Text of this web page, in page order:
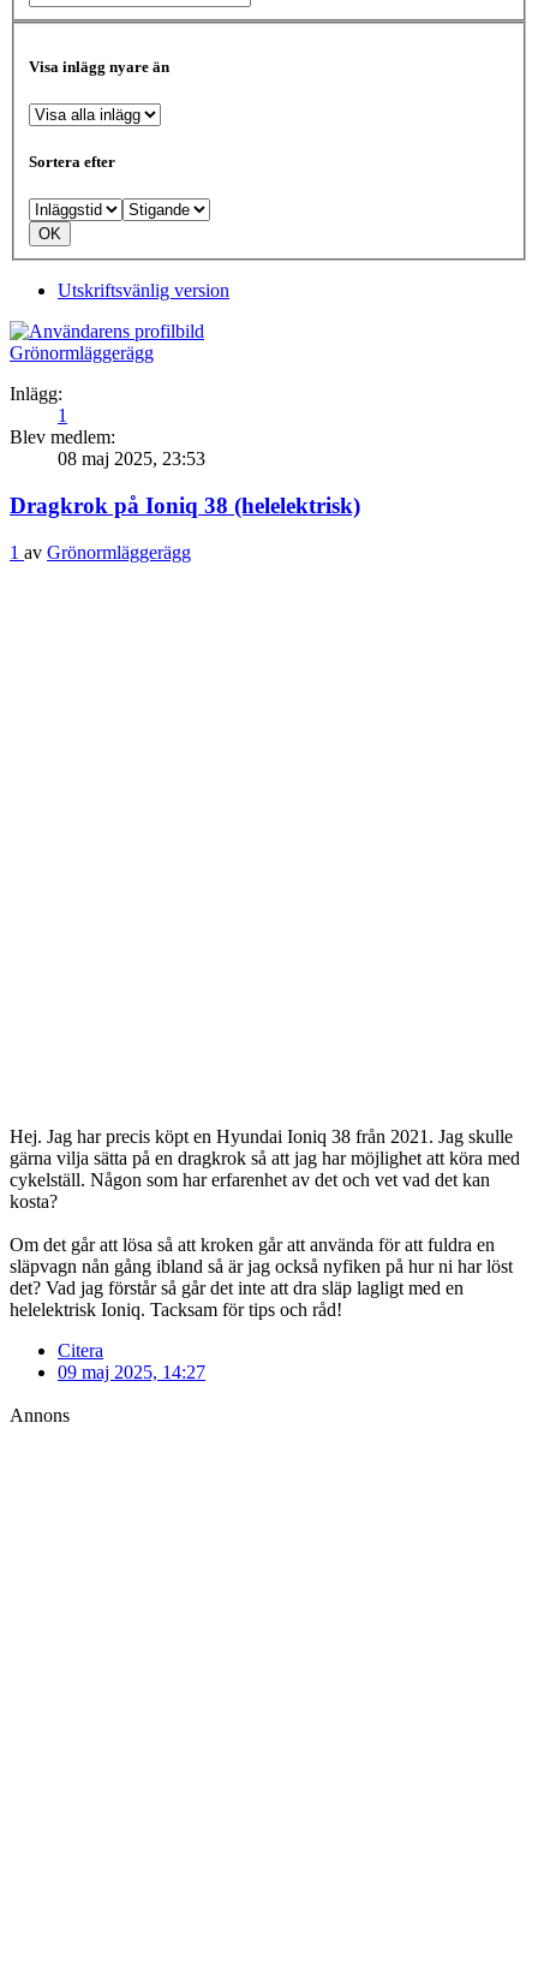
Visa inlägg nyare än
Sortera efter
Utskriftsvänlig version
Grönormläggerägg
Inlägg:
1
Blev medlem:
08 maj 2025, 23:53
Dragkrok på Ioniq 38 (helelektrisk)
1 av Grönormläggerägg
Hej. Jag har precis köpt en Hyundai Ioniq 38 från 2021. Jag skulle
gärna vilja sätta på en dragkrok så att jag har möjlighet att köra med
cykelställ. Någon som har erfarenhet av det och vet vad det kan
kosta?
Om det går att lösa så att kroken går att använda för att fuldra en
släpvagn nån gång ibland så är jag också nyfiken på hur ni har löst
det? Vad jag förstår så går det inte att dra släp lagligt med en
helelektrisk Ioniq. Tacksam för tips och råd!
Citera
09 maj 2025, 14:27
Annons